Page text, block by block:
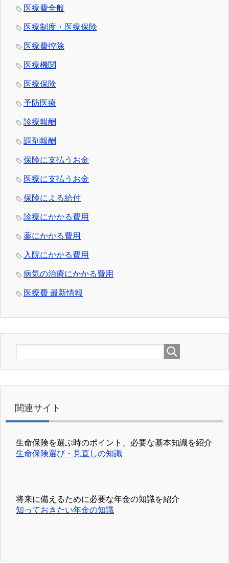
医療費全般
医療制度・医療保険
医療費控除
医療機関
医療保険
予防医療
診療報酬
調剤報酬
保険に支払うお金
医療に支払うお金
保険による給付
診療にかかる費用
薬にかかる費用
入院にかかる費用
病気の治療にかかる費用
医療費 最新情報
関連サイト
生命保険を選ぶ時のポイント、必要な基本知識を紹介
生命保険選び・見直しの知識
将来に備えるために必要な年金の知識を紹介
知っておきたい年金の知識